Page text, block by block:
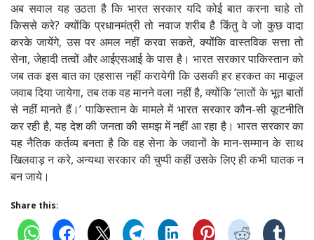
अब सवाल यह उठता है कि भारत सरकार यदि कोई बात करना चाहे तो
किससे करे? क्योंकि प्रधानमंत्री तो नवाज शरीब है किंतु वे जो कुछ वादा
करके जायेंगे, उस पर अमल नहीं करवा सकते, क्योंकि वास्तविक सत्ता तो
सेना, जेहादी तत्वों और आईएसआई के पास है। भारत सरकार पाकिस्तान को
जब तक इस बात का एहसास नहीं करायेगी कि उसकी हर हरकत का माकूल
जवाब दिया जायेगा, तब तक वह मानने वला नहीं है, क्योंकि ‘लातों के भूत बातों
से नहीं मानते हैं।’ पाकिस्तान के मामले में भारत सरकार कौन-सी कूटनीति
कर रही है, यह देश की जनता की समझ में नहीं आ रहा है। भारत सरकार का
यह नैतिक कर्तव्य बनता है कि वह सेना के जवानों के मान-सम्मान के साथ
खिलवाड़ न करे, अन्यथा सरकार की चुप्पी कहीं उसके लिए ही कभी घातक न
बन जाये।
Share this: